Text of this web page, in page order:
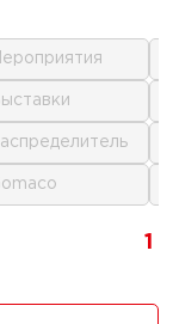
1
мероприятия
выставки
распределитель
gomaco